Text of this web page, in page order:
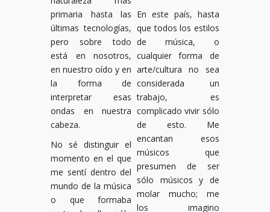
primaria hasta las
últimas tecnologías,
pero sobre todo
está en nosotros,
en nuestro oído y en
la forma de
interpretar esas
ondas en nuestra
cabeza.
No sé distinguir el
momento en el que
me sentí dentro del
mundo de la música
o que formaba
En este país, hasta
que todos los estilos
de música, o
cualquier forma de
arte/cultura no sea
considerada un
trabajo, es
complicado vivir sólo
de esto. Me
encantan esos
músicos que
presumen de ser
sólo músicos y de
molar mucho; me
los imagino